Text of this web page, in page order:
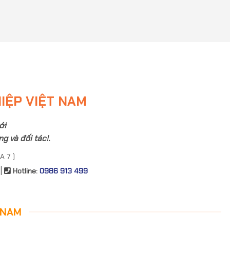
VIỆT NAM
và đối tác!.
7 )
Hotline: 0986 913 499